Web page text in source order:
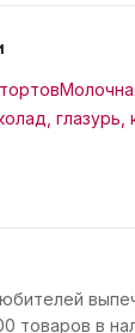
глазурь,
товаров в